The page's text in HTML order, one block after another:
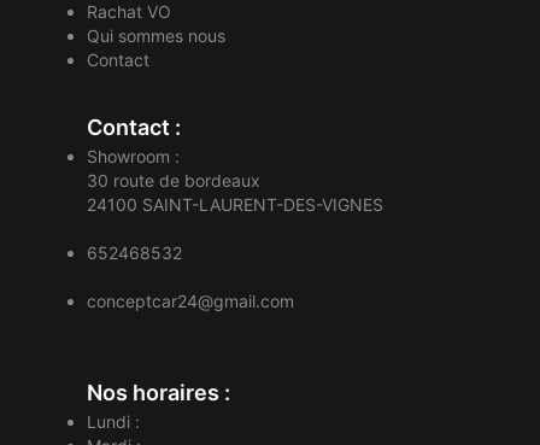
Rachat VO
Qui sommes nous
Contact
Contact :
Showroom :
30 route de bordeaux
24100 SAINT-LAURENT-DES-VIGNES
652468532
conceptcar24@gmail.com
Nos horaires :
Lundi :